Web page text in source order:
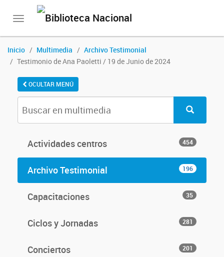
Toggle
Inicio Multimedia
Archivo Testimonial
Testimonio de Ana Paoletti / 19 de Junio de 2024
OCULTAR MENÚ
Actividades centros 454
Archivo Testimonial 196
Capacitaciones 35
Ciclos y Jornadas 281
Conciertos 201